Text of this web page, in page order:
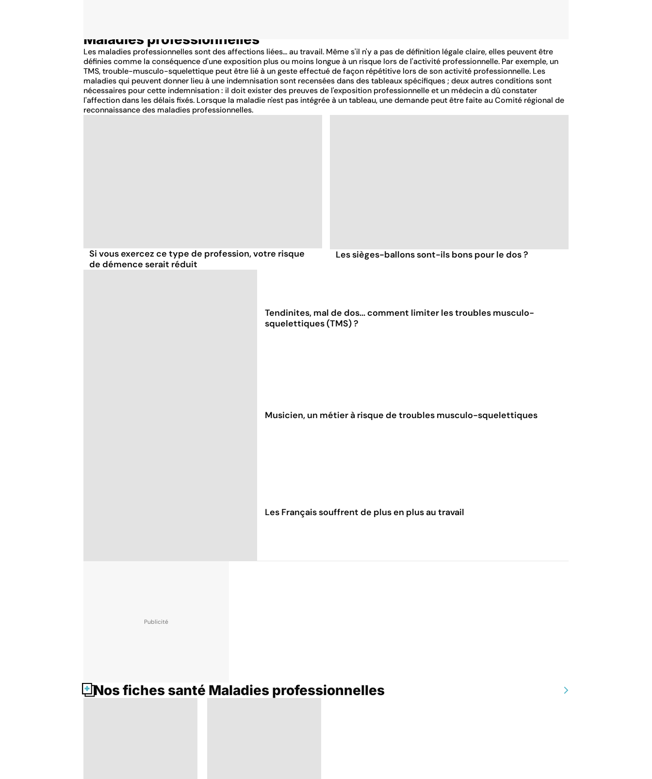
Maladies professionnelles
Les maladies professionnelles sont des affections liées... au travail. Même s'il n'y a pas de définition légale claire, elles peuvent être
définies comme la conséquence d'une exposition plus ou moins longue à un risque lors de l'activité professionnelle. Par exemple, un
TMS, trouble-musculo-squelettique peut être lié à un geste effectué de façon répétitive lors de son activité professionnelle. Les
maladies qui peuvent donner lieu à une indemnisation sont recensées dans des tableaux spécifiques ; deux autres conditions sont
nécessaires pour cette indemnisation : il doit exister des preuves de l'exposition professionnelle et un médecin a dû constater
l'affection dans les délais fixés. Lorsque la maladie n'est pas intégrée à un tableau, une demande peut être faite au Comité régional de
reconnaissance des maladies professionnelles.
Si vous exercez ce type de profession, votre risque
de démence serait réduit
Les sièges-ballons sont-ils bons pour le dos ?
Tendinites, mal de dos... comment limiter les troubles musculo-
squelettiques (TMS) ?
Musicien, un métier à risque de troubles musculo-squelettiques
Les Français souffrent de plus en plus au travail
Nos fiches santé Maladies professionnelles